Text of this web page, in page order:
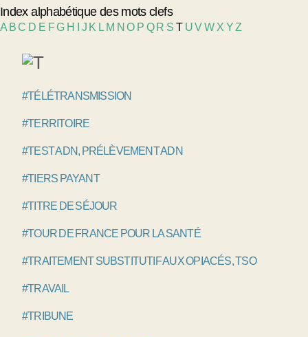
Index alphabétique des mots clefs
A BC D E FG H J K L M NO P Q R S T UVW X YZ
#TÉLÉTRANSMISSION
#TERRITOIRE
#TEST ADN, PRÉLÈVEMENT ADN
#TIERS PAYANT
#TITRE DE SÉJOUR
#TOUR DE FRANCE POUR LA SANTÉ
#TRAITEMENT SUBSTITUTIF AUX OPIACÉS, TSO
#TRAVAIL
#TRIBUNE